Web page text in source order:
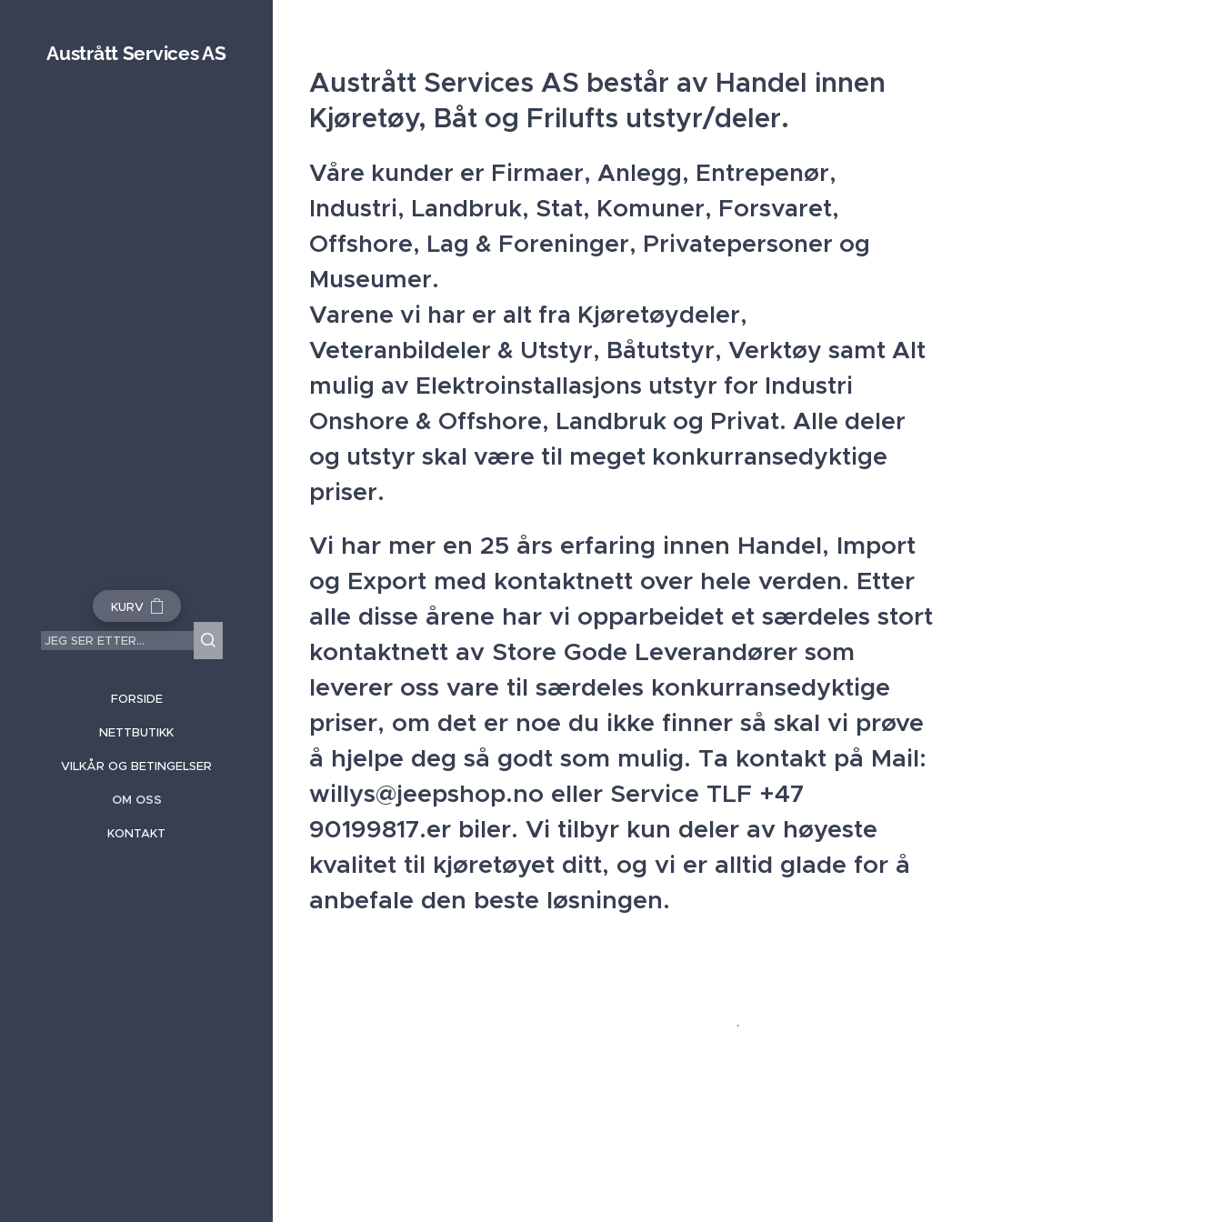
Austrått Services AS
KURV
FORSIDE
NETTBUTIKK
VILKÅR OG BETINGELSER
OM OSS
KONTAKT
Austrått Services AS består av Handel innen
Kjøretøy, Båt og Frilufts utstyr/deler.
Våre kunder er Firmaer, Anlegg, Entrepenør,
Industri, Landbruk, Stat, Komuner, Forsvaret,
Offshore, Lag & Foreninger, Privatepersoner og
Museumer.
Varene vi har er alt fra Kjøretøydeler,
Veteranbildeler & Utstyr, Båtutstyr, Verktøy samt Alt
mulig av Elektroinstallasjons utstyr for Industri
Onshore & Offshore, Landbruk og Privat. Alle deler
og utstyr skal være til meget konkurransedyktige
priser.
Vi har mer en 25 års erfaring innen Handel, Import
og Export med kontaktnett over hele verden. Etter
alle disse årene har vi opparbeidet et særdeles stort
kontaktnett av Store Gode Leverandører som
leverer oss vare til særdeles konkurransedyktige
priser, om det er noe du ikke finner så skal vi prøve
å hjelpe deg så godt som mulig. Ta kontakt på Mail:
willys@jeepshop.no eller Service TLF +47
90199817.er biler. Vi tilbyr kun deler av høyeste
kvalitet til kjøretøyet ditt, og vi er alltid glade for å
anbefale den beste løsningen.
.